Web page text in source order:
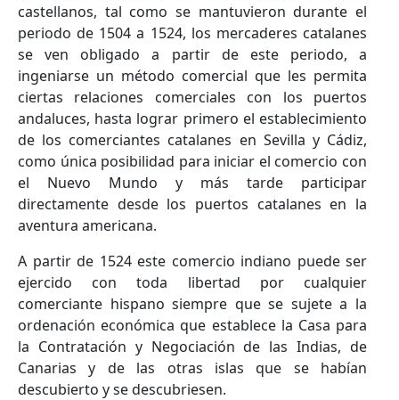
castellanos, tal como se mantuvieron durante el
periodo de 1504 a 1524, los mercaderes catalanes
se ven obligado a partir de este periodo, a
ingeniarse un método comercial que les permita
ciertas relaciones comerciales con los puertos
andaluces, hasta lograr primero el establecimiento
de los comerciantes catalanes en Sevilla y Cádiz,
como única posibilidad para iniciar el comercio con
el Nuevo Mundo y más tarde participar
directamente desde los puertos catalanes en la
aventura americana.
A partir de 1524 este comercio indiano puede ser
ejercido con toda libertad por cualquier
comerciante hispano siempre que se sujete a la
ordenación económica que establece la Casa para
la Contratación y Negociación de las Indias, de
Canarias y de las otras islas que se habían
descubierto y se descubriesen.